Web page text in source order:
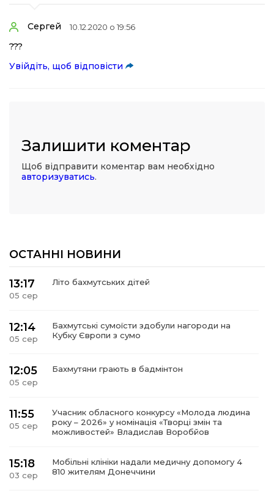
Сергей 10.12.2020 о 19:56
???
Увійдіть, щоб відповісти
Залишити коментар
Щоб відправити коментар вам необхідно
авторизуватись.
ОСТАННІ НОВИНИ
13:17
05 сер
Літо бахмутських дітей
12:14
05 сер
Бахмутські сумоїсти здобули нагороди на
Кубку Європи з сумо
12:05
05 сер
Бахмутяни грають в бадмінтон
11:55
05 сер
Учасник обласного конкурсу «Молода людина
року – 2026» у номінація «Творці змін та
можливостей» Владислав Воробйов
15:18
03 сер
Мобільні клініки надали медичну допомогу 4
810 жителям Донеччини